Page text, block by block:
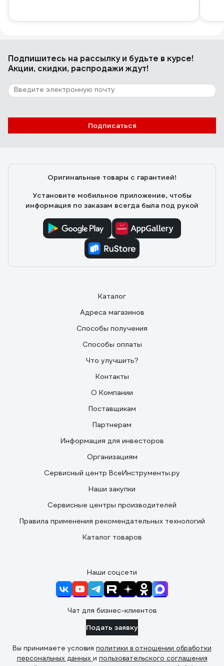
Подпишитесь на рассылкуи будьте в курсе!
Акции, скидки, распродажи ждут!
Подписаться
Оригинальные товары с гарантией!
Установите мобильное приложение, чтобы
информация по заказам всегда была под рукой
Каталог
Адреса магазинов
Способы получения
Способы оплаты
Что улучшить?
Контакты
О Компании
Поставщикам
Партнерам
Информация для инвесторов
Организациям
Сервисный центр ВсеИнструменты.ру
Наши закупки
Сервисные центры производителей
Правила применения рекомендательных технологий
Каталог товаров
Наши соцсети
Чат для бизнес-клиентов
Подать заявку
Вы принимаете условия политики в отношении обработки
персональных данных и пользовательского соглашения